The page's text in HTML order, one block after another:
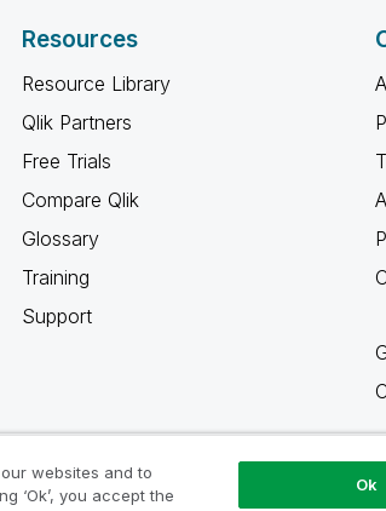
Resources
Resource Library
Qlik Partners
Free Trials
Compare Qlik
Glossary
Training
Support
websites and to
‘Ok’, you accept the
Ok